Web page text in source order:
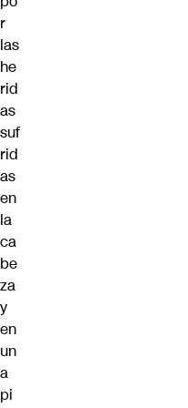
r
las
he
rid
as
suf
rid
as
en
la
ca
be
za
y
en
un
a
pi